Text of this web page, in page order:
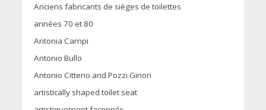
Anciens fabricants de sièges de toilettes
années 70 et 80
Antonia Campi
Antonio Bullo
Antonio Citterio and Pozzi Ginori
artistically shaped toilet seat